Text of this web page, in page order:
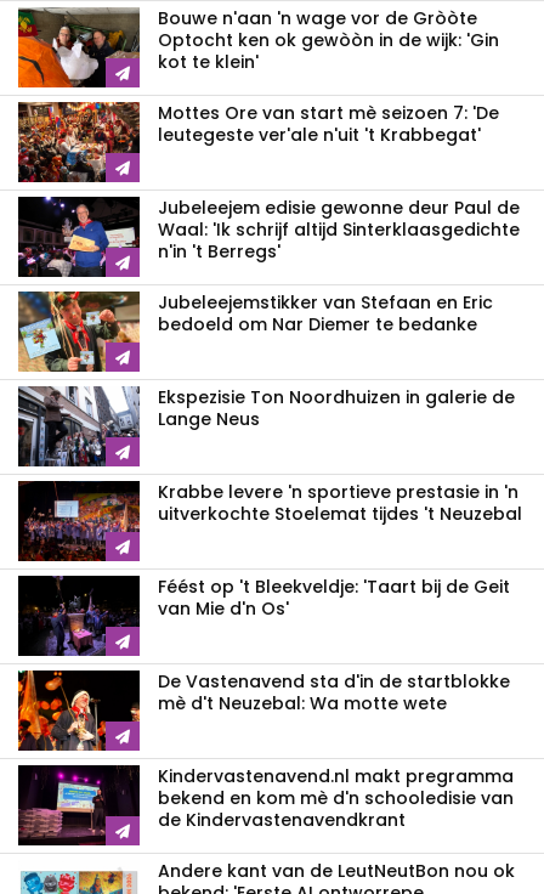
Bouwe n'aan 'n wage vor de Gròòte
Optocht ken ok gewòòn in de wijk: 'Gin
kot te klein'
Mottes Ore van start mè seizoen 7: 'De
leutegeste ver'ale n'uit 't Krabbegat'
Jubeleejem edisie gewonne deur Paul de
Waal: 'Ik schrijf altijd Sinterklaasgedichte
n'in 't Berregs'
Jubeleejemstikker van Stefaan en Eric
bedoeld om Nar Diemer te bedanke
Ekspezisie Ton Noordhuizen in galerie de
Lange Neus
Krabbe levere 'n sportieve prestasie in 'n
uitverkochte Stoelemat tijdes 't Neuzebal
Féést op 't Bleekveldje: 'Taart bij de Geit
van Mie d'n Os'
De Vastenavend sta d'in de startblokke
mè d't Neuzebal: Wa motte wete
Kindervastenavend.nl makt pregramma
bekend en kom mè d'n schooledisie van
de Kindervastenavendkrant
Andere kant van de LeutNeutBon nou ok